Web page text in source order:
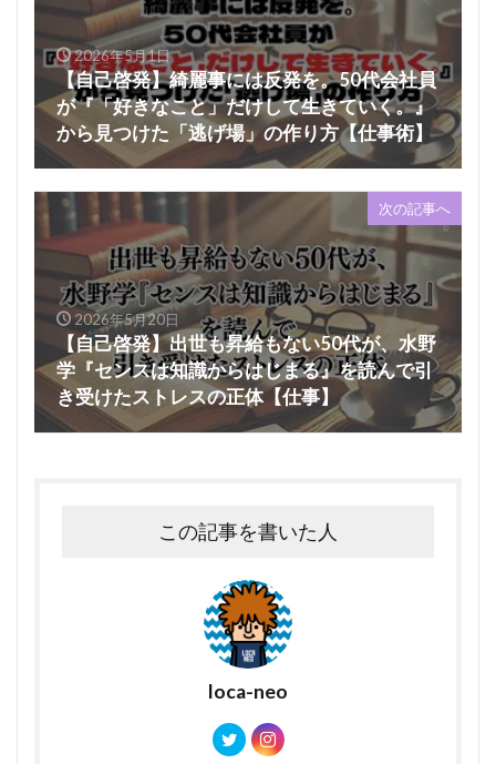
2026年5月1日
【自己啓発】綺麗事には反発を。50代会社員
が『「好きなこと」だけして生きていく。』
から見つけた「逃げ場」の作り方【仕事術】
次の記事へ
2026年5月20日
【自己啓発】出世も昇給もない50代が、水野
学『センスは知識からはじまる』を読んで引
き受けたストレスの正体【仕事】
この記事を書いた人
loca-neo